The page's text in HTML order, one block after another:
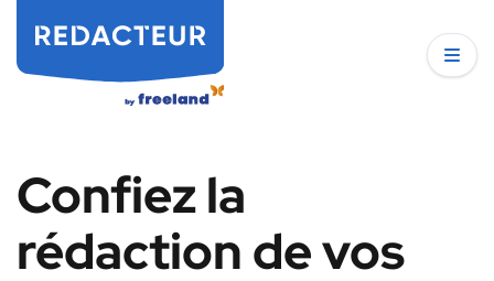
Confiez la
rédaction de vos